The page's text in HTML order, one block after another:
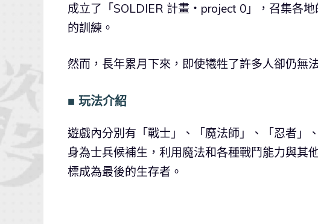
成立了「SOLDIER 計畫・project 0」，召集各
的訓練。
然而，長年累月下來，即使犧牲了許多人卻仍
■ 玩法介紹
遊戲內分別有「戰士」、「魔法師」、「忍者」
身為士兵候補生，利用魔法和各種戰鬥能力與其
標成為最後的生存者。